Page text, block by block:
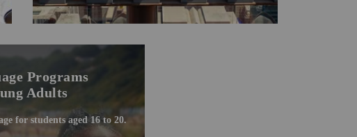
Programs
Adults
for students aged 16 to 20.